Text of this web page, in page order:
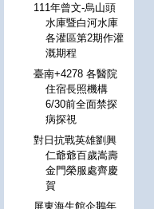
111年曾文-烏山頭
水庫暨白河水庫
各灌區第2期作灌
溉期程
臺南+4278 各醫院
住宿長照機構
6/30前全面禁探
病探視
對日抗戰英雄劉興
仁爺爺百歲嵩壽
金門榮服處齊慶
賀
屏東海生館企鵝年